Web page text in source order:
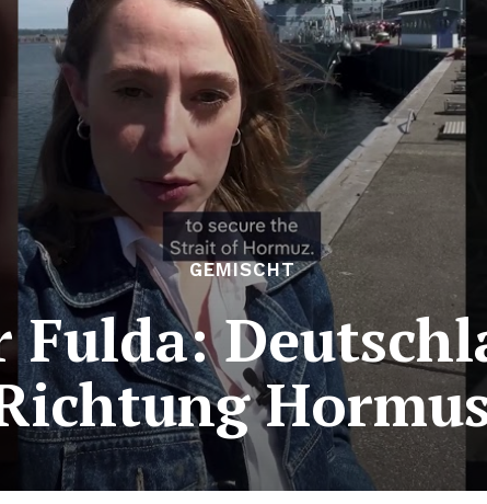
GEMISCHT
Fulda: